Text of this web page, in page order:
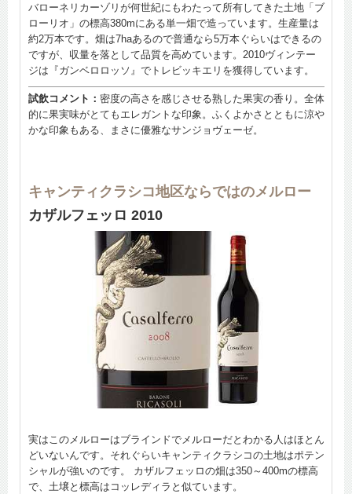
バローネリカーゾリが何世紀にもわたって所有してきた土地「ブ
ローリオ」の標高380mにある単一畑で造っています。生産量は
約2万本です。畑は7haあるので普通なら5万本ぐらいはできるの
ですが、収量を落として品質を高めています。2010ヴィンテー
ジは『ガンベロロッソ』でトレビッキエリを獲得しています。
試飲コメント： 密度の高さを感じさせる熟した果実の香り。全体
的に果実味がとてもエレガントな印象。ふくよかさとともに涼や
かな印象もある、まさに優雅なサンジョヴェーゼ。
キャンティクラシコ地区ならではのメルロー
カザルフェッロ 2010
実はこのメルローはブラインドでメルローだとわかる人はほとん
どいないんです。それぐらいキャンティクラシコの土地はポテン
シャルが強いのです。 カザルフェッロの畑は350～400mの標高
で、土壌と標高はコッレディラと似ています。